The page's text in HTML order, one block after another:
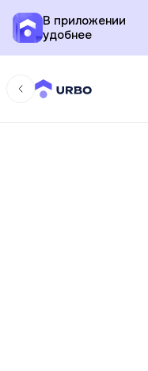
В приложении
удобнее